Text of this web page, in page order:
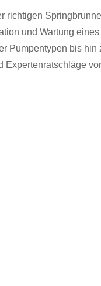
richtigen
und Wartung
Pumpentypen bis hin
Expertenratschläge